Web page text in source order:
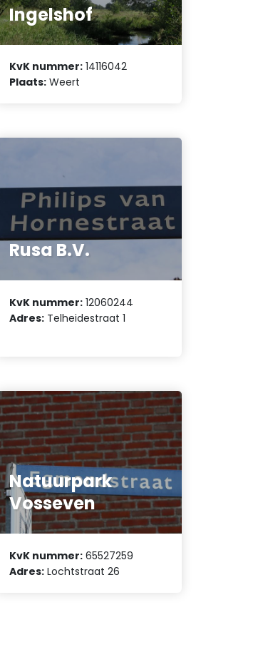
Ingelshof
KvK nummer: 14116042
Plaats: Weert
Rusa B.V.
KvK nummer: 12060244
Adres: Telheidestraat 1
Natuurpark
Vosseven
KvK nummer: 65527259
Adres: Lochtstraat 26